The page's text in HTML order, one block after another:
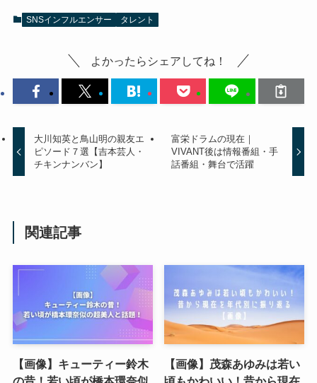
SNSインフルエンサー タレント
よかったらシェアしてね！
大川知英と鳥山明の親友エ
ピソード７選【吉本芸人・
チキンナンバン】
富栄ドラムの現在｜
VIVANT後は情報番組・手
話番組・舞台で活躍
関連記事
【画像】キューティー鈴木
【画像】茂森あゆみは若い